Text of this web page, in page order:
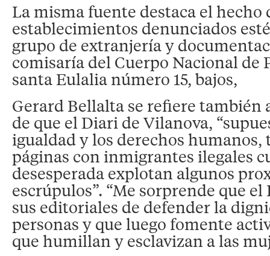
La misma fuente destaca el hecho
establecimientos denunciados
grupo de extranjería y
comisaría del Cuerpo Nacional de
santa Eulalia número 15, bajos,
Gerard Bellalta se refiere también
de que el Diari de Vilanova,
igualdad y los derechos humanos,
páginas con inmigrantes ilegales
desesperada explotan algunos
escrúpulos”. “Me sorprende que
sus editoriales de defender la
personas y que luego fomente
que humillan y esclavizan a las